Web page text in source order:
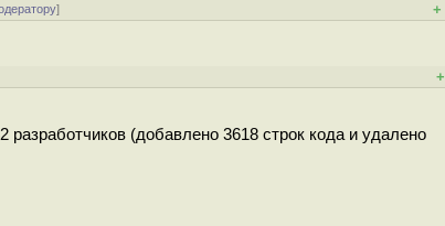
] +
+
разработчиков (добавлено 3618 строк кода и удалено